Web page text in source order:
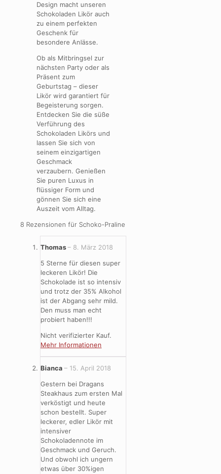
Design macht unseren
Schokoladen Likör auch
zu einem perfekten
Geschenk für
besondere Anlässe.
Ob als Mitbringsel zur
nächsten Party oder als
Präsent zum
Geburtstag – dieser
Likör wird garantiert für
Begeisterung sorgen.
Entdecken Sie die süße
Verführung des
Schokoladen Likörs und
lassen Sie sich von
seinem einzigartigen
Geschmack
verzaubern. Genießen
Sie puren Luxus in
flüssiger Form und
gönnen Sie sich eine
Auszeit vom Alltag.
8 Rezensionen für Schoko-Praline
Thomas– 8. März 2018
5 Sterne für diesen super
leckeren Likör! Die
Schokolade ist so intensiv
und trotz der 35% Alkohol
ist der Abgang sehr mild.
Den muss man echt
probiert haben!!!
Nicht verifizierter Kauf.
Mehr Informationen
Bianca – 15. April 2018
Gestern bei Dragans
Steakhaus zum ersten Mal
verköstigt und heute
schon bestellt. Super
leckerer, edler Likör mit
intensiver
Schokoladennote im
Geschmack und Geruch.
Und obwohl ich ungern
etwas über 30%igen